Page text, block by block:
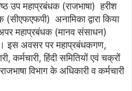
उप महाप्रबंधक (राजभाषा) हरीश
अनामिका द्वारा किया
महाप्रबंधक (मानव संसाधन)
। इस अवसर पर महाप्रबंधकगण,
कर्मचारी, हिंदी समितियों एवं चक्रों
विभाग के अधिकारी व कर्मचारी